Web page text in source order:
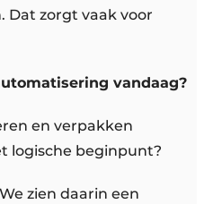
Dat zorgt vaak voor
vandaag?
en verpakken
logische beginpunt?
We zien daarin een